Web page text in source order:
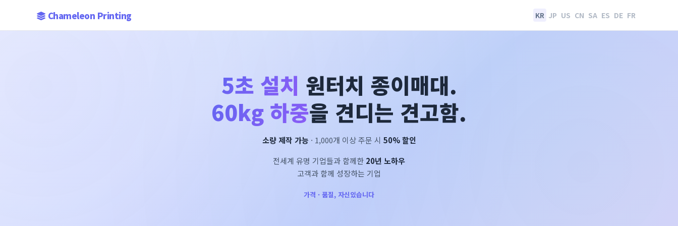
Chameleon Printing KR JP US CN SA ES DE FR
5초 설치 원터치 종이매대.
60kg 하중을 견디는 견고함.
소량 제작 가능 · 1,000개 이상 주문 시 50% 할인
전세계 유명 기업들과 함께한 20년 노하우
고객과 함께 성장하는 기업
가격 · 품질, 자신있습니다